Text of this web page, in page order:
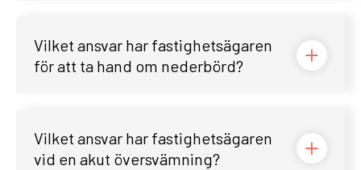
Vilket ansvar har fastighetsägaren
för att ta hand om nederbörd?
Vilket ansvar har fastighetsägaren
vid en akut översvämning?